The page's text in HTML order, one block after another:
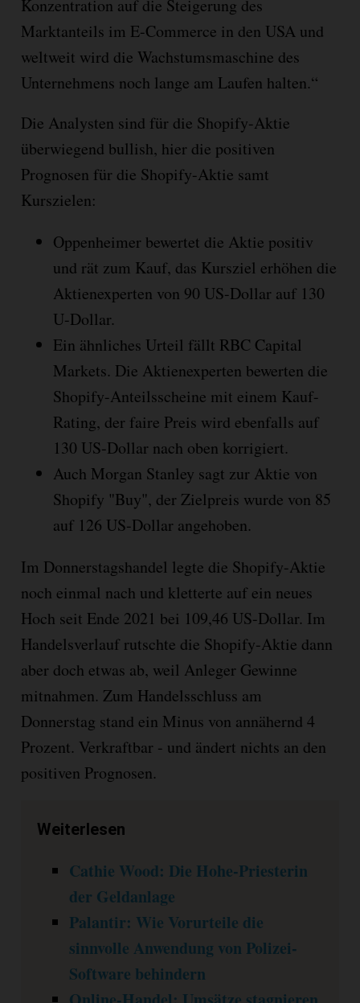
Konzentration auf die Steigerung des
Marktanteils im E-Commerce in den USA und
weltweit wird die Wachstumsmaschine des
Unternehmens noch lange am Laufen halten.“
Die Analysten sind für die Shopify-Aktie
überwiegend bullish, hier die positiven
Prognosen für die Shopify-Aktie samt
Kurszielen:
Oppenheimer bewertet die Aktie positiv
und rät zum Kauf, das Kursziel erhöhen die
Aktienexperten von 90 US-Dollar auf 130
U-Dollar.
Ein ähnliches Urteil fällt RBC Capital
Markets. Die Aktienexperten bewerten die
Shopify-Anteilsscheine mit einem Kauf-
Rating, der faire Preis wird ebenfalls auf
130 US-Dollar nach oben korrigiert.
Auch Morgan Stanley sagt zur Aktie von
Shopify "Buy", der Zielpreis wurde von 85
auf 126 US-Dollar angehoben.
Im Donnerstagshandel legte die Shopify-Aktie
noch einmal nach und kletterte auf ein neues
Hoch seit Ende 2021 bei 109,46 US-Dollar. Im
Handelsverlauf rutschte die Shopify-Aktie dann
aber doch etwas ab, weil Anleger Gewinne
mitnahmen. Zum Handelsschluss am
Donnerstag stand ein Minus von annähernd 4
Prozent. Verkraftbar - und ändert nichts an den
positiven Prognosen.
Weiterlesen
Cathie Wood: Die Hohe-Priesterin
der Geldanlage
Palantir: Wie Vorurteile die
sinnvolle Anwendung von Polizei-
Software behindern